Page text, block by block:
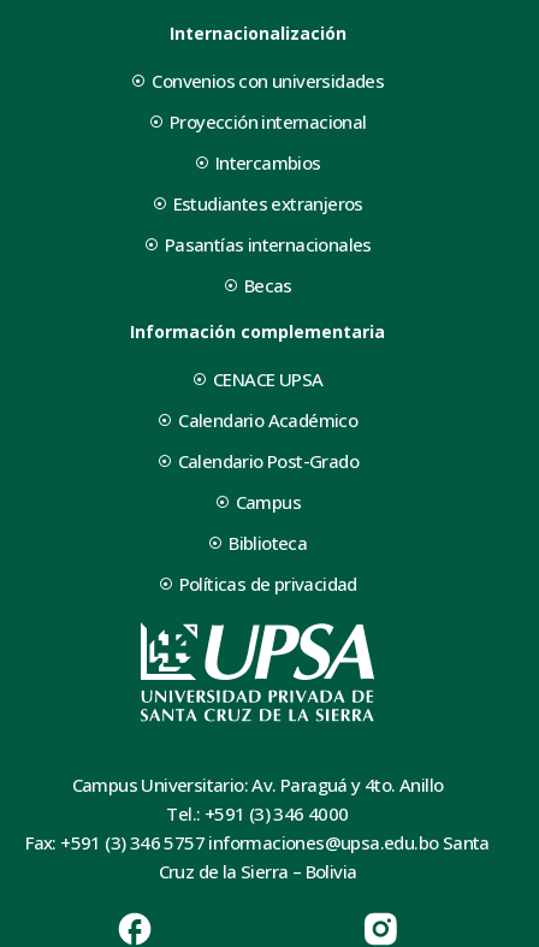
Internacionalización
Convenios con universidades
Proyección internacional
Intercambios
Estudiantes extranjeros
Pasantías internacionales
Becas
Información complementaria
CENACE UPSA
Calendario Académico
Calendario Post-Grado
Campus
Biblioteca
Políticas de privacidad
Campus Universitario: Av. Paraguá y 4to. Anillo
Tel.: +591 (3) 346 4000
Fax: +591 (3) 346 5757 informaciones@upsa.edu.bo Santa
Cruz de la Sierra – Bolivia